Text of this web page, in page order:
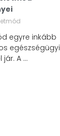
egyre inkább
egészségügyi
jár. A …